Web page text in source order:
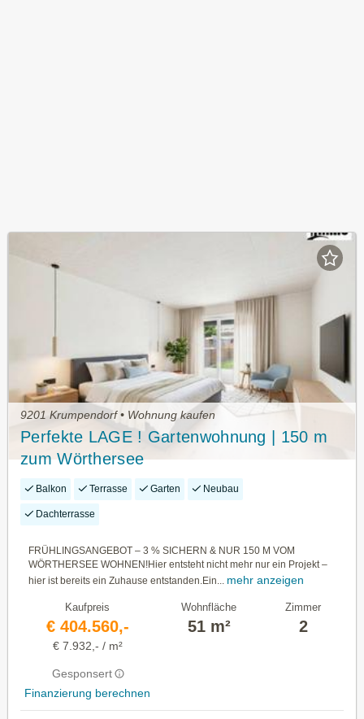
9201 Krumpendorf • Wohnung kaufen
Perfekte LAGE ! Gartenwohnung | 150 m
zum Wörthersee
Balkon Terrasse Garten Neubau
Dachterrasse
FRÜHLINGSANGEBOT – 3 % SICHERN & NUR 150 M VOM
WÖRTHERSEE WOHNEN!Hier entsteht nicht mehr nur ein Projekt –
hier ist bereits ein Zuhause entstanden.Ein... mehr anzeigen
Kaufpreis
€ 404.560,-
€ 7.932,- / m²
Gesponsert
Finanzierung berechnen
Wohnfläche
51 m²
Zimmer
2